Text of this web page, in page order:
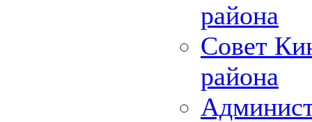
района
Совет
района